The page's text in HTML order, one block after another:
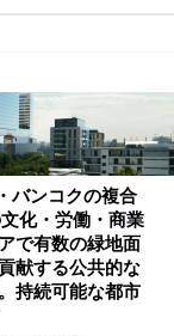
バンコクの複合
化・労働・商業
で有数の緑地面
献する公共的な
持続可能な都市